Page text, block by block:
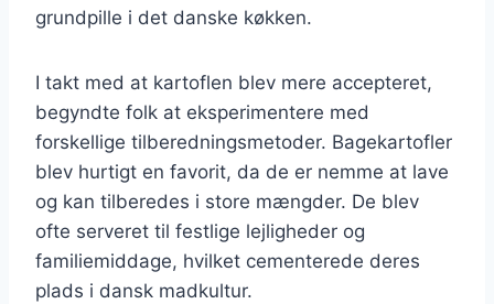
grundpille i det danske køkken.
I takt med at kartoflen blev mere accepteret,
begyndte folk at eksperimentere med
forskellige tilberedningsmetoder. Bagekartofler
blev hurtigt en favorit, da de er nemme at lave
og kan tilberedes i store mængder. De blev
ofte serveret til festlige lejligheder og
familiemiddage, hvilket cementerede deres
plads i dansk madkultur.